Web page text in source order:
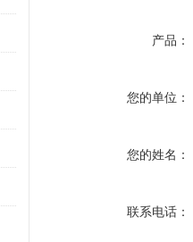
产品：
您的单位：
您的姓名：
联系电话：